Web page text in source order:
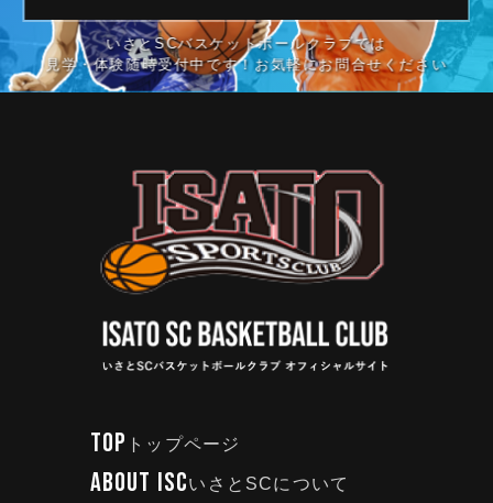
いさとSCバスケットボールクラブでは
見学・体験随時受付中です！お気軽にお問合せください
TOP トップページ
ABOUT ISCいさとSCについて